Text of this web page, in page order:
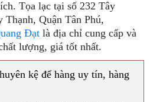
Tọa lạc tại số 232 Tây
Thạnh, Quận Tân Phú,
Đạt là địa chỉ cung cấp và
lượng, giá tốt nhất.
kệ để hàng uy tín, hàng